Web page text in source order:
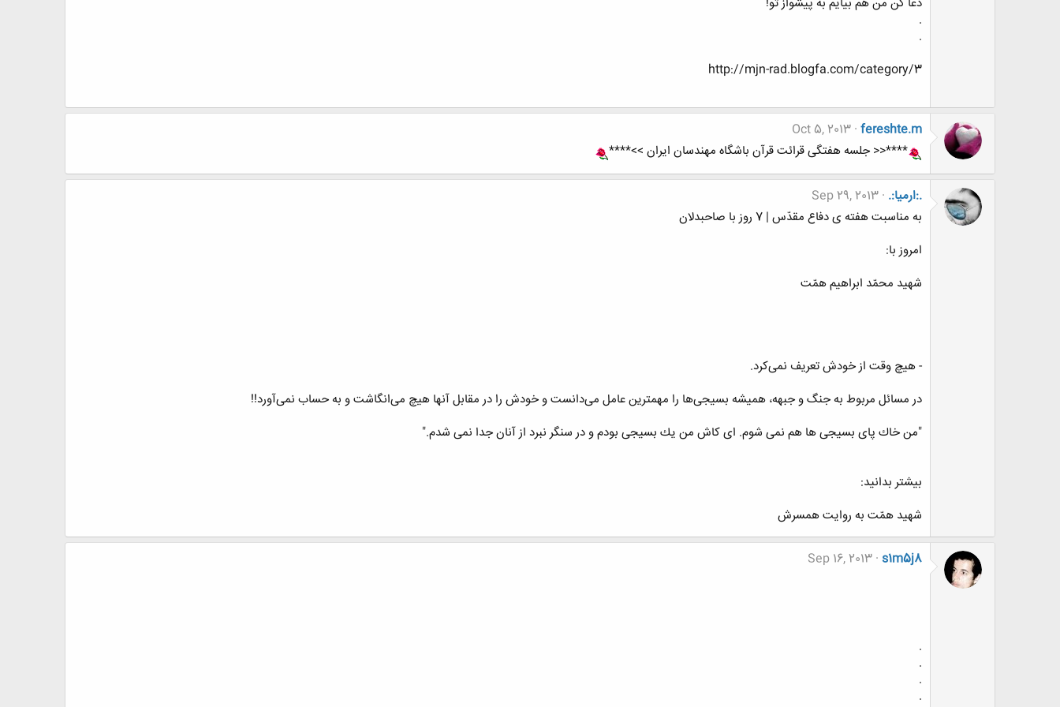
.
.
http://mjn-rad.blogfa.com/category/3
fereshte.m
Oct 5, 2013
****<< جلسه هفتگی قرائت قرآن باشگاه مهندسان ایران >>****
.:ارمیا:. Sep 29, 2013
به مناسبت هفته ی دفاع مقدّس | 7 روز با صاحبدلان
امروز با:
شهید محمّد ابراهیم همّت
- هیچ وقت از خودش تعریف نمی‌کرد.
در مسائل مربوط به جنگ و جبهه، همیشه بسیجی‌ها را مهمترین عامل می‌دانست و خودش را در مقابل آنها هیچ می‌انگاشت و به حساب نمی‌آورد!!
"من خاك پای بسیجی ها هم نمی شوم. ای كاش من یك بسیجی بودم و در سنگر نبرد از آنان جدا نمی شدم."
بیشتر بدانید:
شهید همّت به روایت همسرش
s1m5j8
Sep 16, 2013
.
.
.
.